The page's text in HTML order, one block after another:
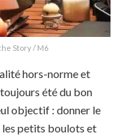
Story / M6
hors-norme et
été du bon
objectif : donner le
les petits boulots et